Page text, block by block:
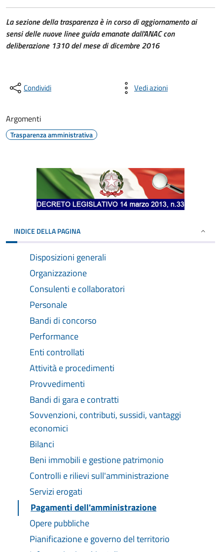
La sezione della trasparenza è in corso di aggiornamento ai
sensi delle nuove linee guida emanate dall'ANAC con
deliberazione 1310 del mese di dicembre 2016
Condividi Vedi azioni
Argomenti
Trasparenza amministrativa
INDICE DELLA PAGINA
Disposizioni generali
Organizzazione
Consulenti e collaboratori
Personale
Bandi di concorso
Performance
Enti controllati
Attività e procedimenti
Provvedimenti
Bandi di gara e contratti
Sovvenzioni, contributi, sussidi, vantaggi
economici
Bilanci
Beni immobili e gestione patrimonio
Controlli e rilievi sull'amministrazione
Servizi erogati
Pagamenti dell'amministrazione
Opere pubbliche
Pianificazione e governo del territorio